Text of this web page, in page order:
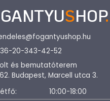
SHOP.
20-343-42-52
és bemutatóterem
Budapest, Marcell utca 3.
10:00-18:00